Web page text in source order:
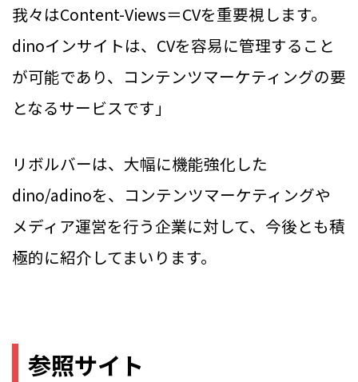
我々はContent-Views＝CVを重要視します。
dinoインサイトは、CVを容易に管理すること
が可能であり、コンテンツマーケティングの要
となるサービスです」
リボルバーは、大幅に機能強化した
dino/adinoを、コンテンツマーケティングや
メディア運営を行う企業に対して、今後とも積
極的に紹介してまいります。
参照サイト